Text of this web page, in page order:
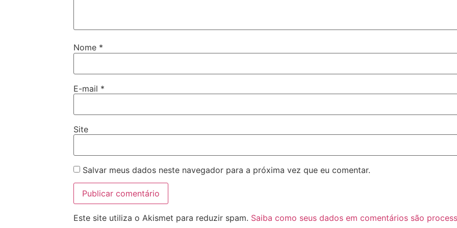
Nome *
E-mail *
Site
Salvar meus dados neste navegador para a próxima vez que eu comentar.
Este site utiliza o Akismet para reduzir spam. Saiba como seus dados em comentários são